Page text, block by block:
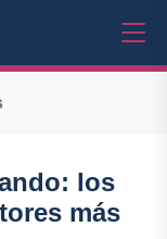
los
más